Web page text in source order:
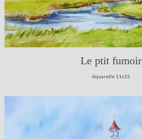
Le ptit fumoir
Aquarelle 11x15